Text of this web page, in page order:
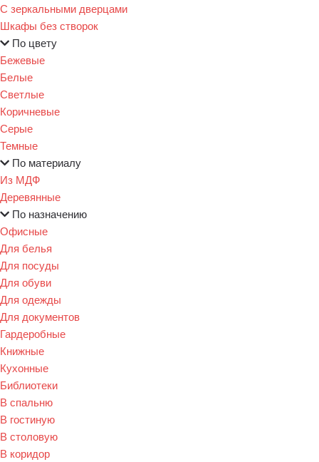
С зеркальными дверцами
Шкафы без створок
По цвету
Бежевые
Белые
Светлые
Коричневые
Серые
Темные
По материалу
Из МДФ
Деревянные
По назначению
Офисные
Для белья
Для посуды
Для обуви
Для одежды
Для документов
Гардеробные
Книжные
Кухонные
Библиотеки
В спальню
В гостиную
В столовую
В коридор